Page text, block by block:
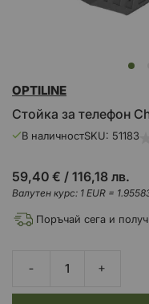
към
на
галерия
Стойка за телефон
OPTILINE
В наличностSKU 51183
59,40 € / 116,18 лв.
Валутен курс: 1 EUR =
Поръчай сега и